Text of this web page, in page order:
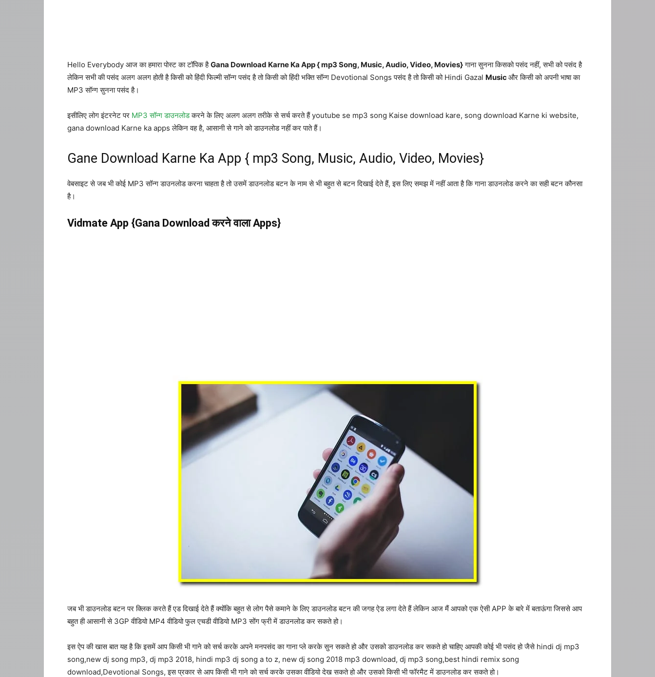
Hello Everybody आज का हमारा पोस्ट का टॉपिक हैGana Download Karne Ka App { mp3 Song, Music, Audio, Video, Movies}गाना सुनना किसको पसंद नहीं, सभी को पसंद है
लेकिन सभी की पसंद अलग अलग होती है किसी को हिंदी फिल्मी सॉन्ग पसंद है तो किसी को हिंदी भक्ति सॉन्ग Devotional Songs पसंद है तो किसी को Hindi Gazal Musicऔर किसी को अपनी भाषा का
MP3 सॉन्ग सुनना पसंद है।
इसीलिए लोग इंटरनेट पर MP3 सॉन्ग डाउनलोडकरने के लिए अलग अलग तरीके से सर्च करते हैं youtube se mp3 song Kaise download kare, song download Karne ki website,
gana download Karne ka apps लेकिन वह है, आसानी से गाने को डाउनलोड नहीं कर पाते हैं।
Gane Download Karne Ka App { mp3 Song, Music, Audio, Video, Movies}
वेबसाइट से जब भी कोई MP3 सॉन्ग डाउनलोड करना चाहता है तो उसमें डाउनलोड बटन के नाम से भी बहुत से बटन दिखाई देते हैं, इस लिए समझ में नहीं आता है कि गाना डाउनलोड करने का सही बटन कौनसा
है।
Vidmate App {Gana Download करने वाला Apps}
जब भी डाउनलोड बटन पर क्लिक करते हैं एड दिखाई देते हैं क्योंकि बहुत से लोग पैसे कमाने के लिए डाउनलोड बटन की जगह ऐड लगा देते हैं लेकिन आज मैं आपको एक ऐसी APP के बारे में बताऊंगा जिससे आप
बहुत ही आसानी से 3GP वीडियो MP4 वीडियो फुल एचडी वीडियो MP3 सोंग फ्री में डाउनलोड कर सकते हो।
इस ऐप की खास बात यह है कि इसमें आप किसी भी गाने को सर्च करके अपने मनपसंद का गाना प्ले करके सुन सकते हो और उसको डाउनलोड कर सकते हो चाहिए आपकी कोई भी पसंद हो जैसे hindi dj mp3
song,new dj song mp3, dj mp3 2018, hindi mp3 dj song a to z, new dj song 2018 mp3 download, dj mp3 song,best hindi remix song
download,Devotional Songs, इस प्रकार से आप किसी भी गाने को सर्च करके उसका वीडियो देख सकते हो और उसको किसी भी फॉरमैट में डाउनलोड कर सकते हो।